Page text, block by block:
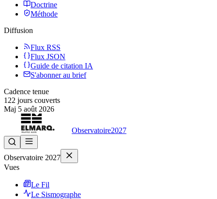
Doctrine
Méthode
Diffusion
Flux RSS
Flux JSON
Guide de citation IA
S'abonner au brief
Cadence tenue
122 jours couverts
Maj 5 août 2026
Observatoire2027
Observatoire 2027
Vues
Le Fil
Le Sismographe